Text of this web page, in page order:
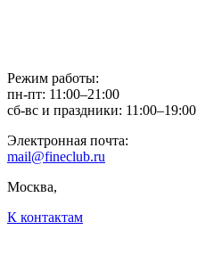
Режим работы:
пн-пт: 11:00–21:00
сб-вс и праздники: 11:00–19:00
Электронная почта:
mail@fineclub.ru
Москва,
К контактам